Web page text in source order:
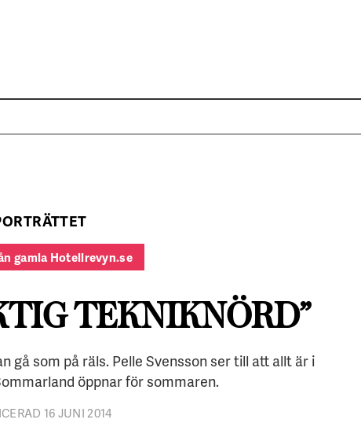
NÄR
gamla Hotellrevyn.se
TEKNIKNÖRD”
gå som på räls. Pelle Svensson ser till att allt är i
öppnar för sommaren.
16 JUNI 2014